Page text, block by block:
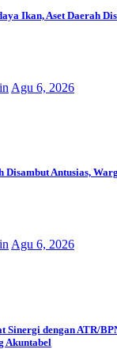
Ikan, Aset Daerah
Agu 6, 2026
Disambut Antusias,
Agu 6, 2026
Sinergi dengan ATR/
Akuntabel